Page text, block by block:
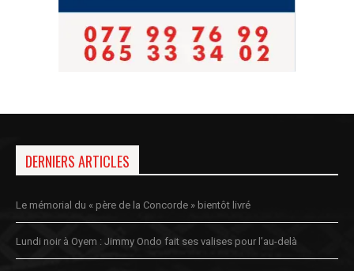
DERNIERS ARTICLES
Le mémorial du « père de la Concorde » bientôt livré
Lundi noir à Oyem : Jimmy Ondo fait ses valises pour l’au-delà